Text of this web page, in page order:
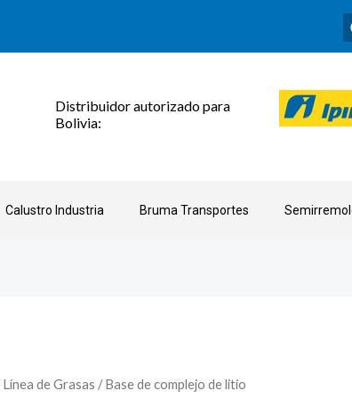
Distribuidor autorizado para
Bolivia:
Calustro Industria Bruma Transportes
Línea de Grasas / Base de complejo de litio